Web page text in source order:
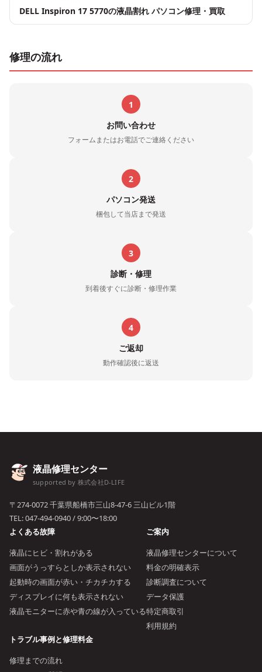
DELL Inspiron 17 5770の液晶割れ パソコン修理・買取
修理の流れ
1
お問い合わせ
フォームまたはお電話でご連絡ください
2
パソコン発送
梱包して当店まで発送
3
診断・修理
到着後すぐに診断・修理作業
4
ご返却
動作確認後に返送
液晶修理センター
supported by 株式会社D-LIFE
〒274-0072 千葉県船橋市三山8-47-6 三山ビル1階
TEL:047-494-0940/ 9:00〜18:00
よくある故障
液晶にヒビ・割れがある
画面がうっすらとしか表示されない
起動時の画面が赤い・チカチカする
ディスプレイに何も表示されない
液晶モニターに赤や青の線が入っている
ご案内
液晶修理センターについて
料金の明確表示
診断調査について
データ保護
特定商取引
利用規約
トラブル事例と修理料金
修理までの流れ